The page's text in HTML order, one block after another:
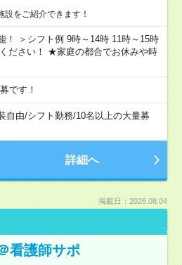
をご紹介できます！
＞シフト例 9時～14時 11時～15時
ださい！ ★家庭の都合でお休みや時
です！
自由/シフト勤務/10名以上の大量募
詳細へ
掲載日：2026.08.04
看護師サポ